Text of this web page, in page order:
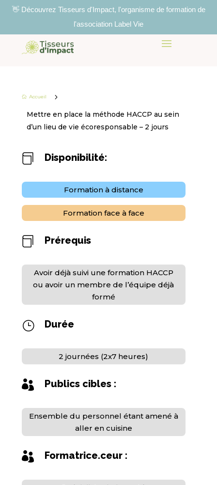
👋 Découvrez Tisseurs d'Impact, l'organisme de formation de
l'association Label Vie
 Accueil
5
Mettre en place la méthode HACCP au sein
d’un lieu de vie écoresponsable – 2 jours
 Disponibilité:
Formation à distance
Formation face à face
 Prérequis
Avoir déjà suivi une formation HACCP
ou avoir un membre de l’équipe déjà
formé
} Durée
2 journées (2x7 heures)
 Publics cibles :
Ensemble du personnel étant amené à
aller en cuisine
 Formatrice.ceur :